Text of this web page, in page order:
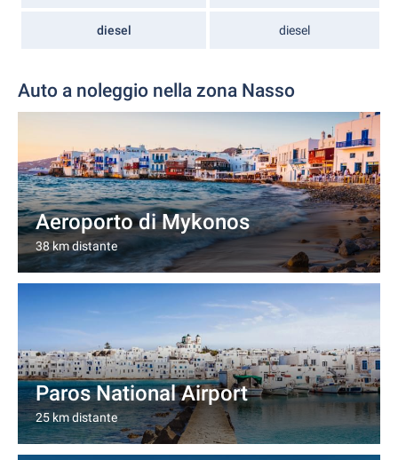
diesel diesel
Auto a noleggio nella zona Nasso
Aeroporto di Mykonos
38 km distante
Paros National Airport
25 km distante